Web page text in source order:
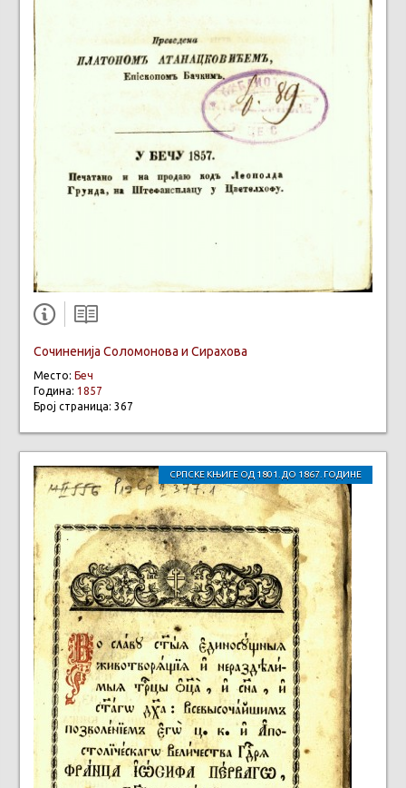
Сочиненија Соломонова и Сирахова
Место: Беч
Година: 1857
Број страница: 367
СРПСКЕ КЊИГЕ ОД 1801. ДО 1867. ГОДИНЕ